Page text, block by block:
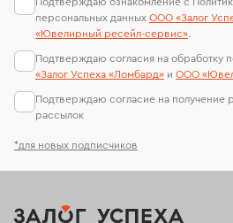
*для новых подписчиков
персональных данных ООО «Залог
«Ювелирный ресейл-сервиc».
Подтверждаю согласия на обработку
«Залог Успеха «Ломбард» и ООО
Подтверждаю согласие на получение
рассылок